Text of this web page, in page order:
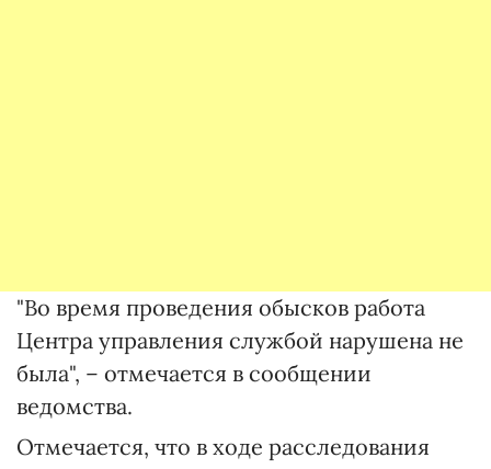
"Во время проведения обысков работа
Центра управления службой нарушена не
была", – отмечается в сообщении
ведомства.
Отмечается, что в ходе расследования